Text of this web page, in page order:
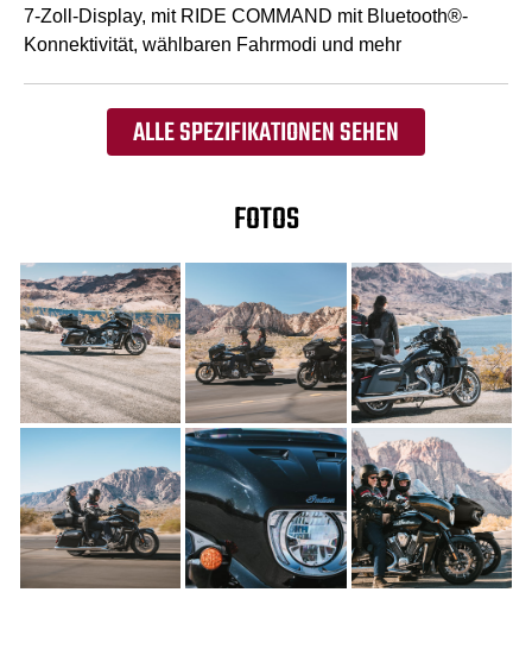
7-Zoll-Display, mit RIDE COMMAND mit Bluetooth®-
Konnektivität, wählbaren Fahrmodi und mehr
ALLE SPEZIFIKATIONEN SEHEN
FOTOS